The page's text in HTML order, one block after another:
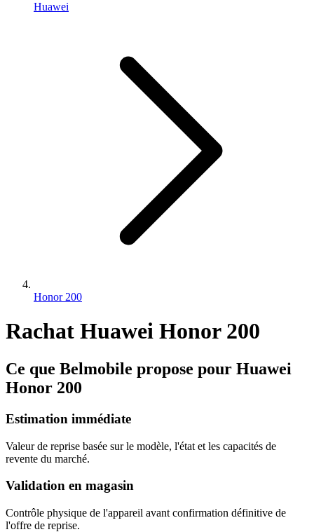
Huawei
Honor 200
Rachat Huawei Honor 200
Ce que Belmobile propose pour Huawei
Honor 200
Estimation immédiate
Valeur de reprise basée sur le modèle, l'état et les capacités de
revente du marché.
Validation en magasin
Contrôle physique de l'appareil avant confirmation définitive de
l'offre de reprise.